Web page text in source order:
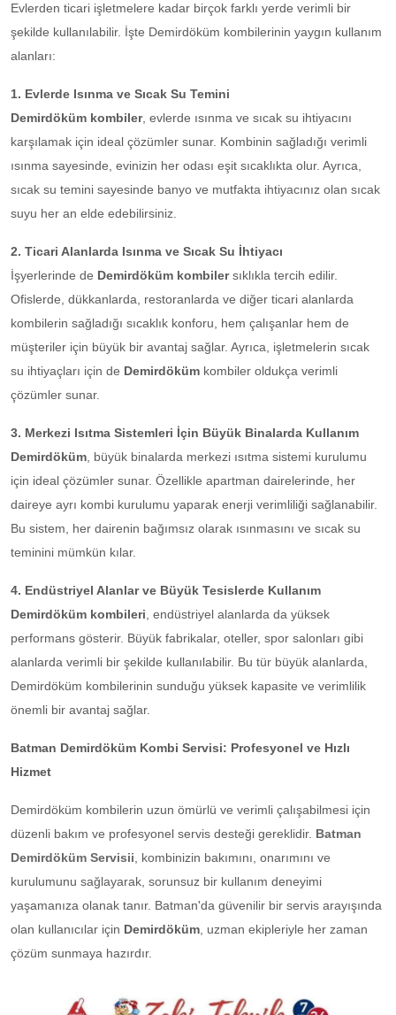
Evlerden ticari işletmelere kadar birçok farklı yerde verimli bir
şekilde kullanılabilir. İşte Demirdöküm kombilerinin yaygın kullanım
alanları:
1. Evlerde Isınma ve Sıcak Su Temini
Demirdöküm kombiler, evlerde ısınma ve sıcak su ihtiyacını
karşılamak için ideal çözümler sunar. Kombinin sağladığı verimli
ısınma sayesinde, evinizin her odası eşit sıcaklıkta olur. Ayrıca,
sıcak su temini sayesinde banyo ve mutfakta ihtiyacınız olan sıcak
suyu her an elde edebilirsiniz.
2. Ticari Alanlarda Isınma ve Sıcak Su İhtiyacı
İşyerlerinde de Demirdöküm kombilersıklıkla tercih edilir.
Ofislerde, dükkanlarda, restoranlarda ve diğer ticari alanlarda
kombilerin sağladığı sıcaklık konforu, hem çalışanlar hem de
müşteriler için büyük bir avantaj sağlar. Ayrıca, işletmelerin sıcak
su ihtiyaçları için de Demirdöküm kombiler oldukça verimli
çözümler sunar.
3. Merkezi Isıtma Sistemleri İçin Büyük Binalarda Kullanım
Demirdöküm , büyük binalarda merkezi ısıtma sistemi kurulumu
için ideal çözümler sunar. Özellikle apartman dairelerinde, her
daireye ayrı kombi kurulumu yaparak enerji verimliliği sağlanabilir.
Bu sistem, her dairenin bağımsız olarak ısınmasını ve sıcak su
teminini mümkün kılar.
4. Endüstriyel Alanlar ve Büyük Tesislerde Kullanım
Demirdöküm kombileri , endüstriyel alanlarda da yüksek
performans gösterir. Büyük fabrikalar, oteller, spor salonları gibi
alanlarda verimli bir şekilde kullanılabilir. Bu tür büyük alanlarda,
Demirdöküm kombilerinin sunduğu yüksek kapasite ve verimlilik
önemli bir avantaj sağlar.
Batman Demirdöküm Kombi Servisi: Profesyonel ve Hızlı
Hizmet
Demirdöküm kombilerin uzun ömürlü ve verimli çalışabilmesi için
düzenli bakım ve profesyonel servis desteği gereklidir. Batman
Demirdöküm Servisii , kombinizin bakımını, onarımını ve
kurulumunu sağlayarak, sorunsuz bir kullanım deneyimi
yaşamanıza olanak tanır. Batman'da güvenilir bir servis arayışında
olan kullanıcılar için Demirdöküm , uzman ekipleriyle her zaman
çözüm sunmaya hazırdır.